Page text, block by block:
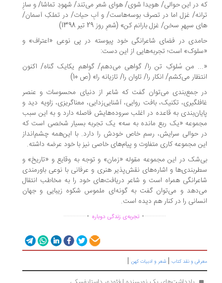
در این حوالی/ هویدا شوی/ هوای شعر می‌تند/ شهودِ تماشا/ و سازِ
غزل اما در تصرف بوسه‌هاست/ و آبِ حیات/ در تملکِ ‌آسمان/
سپهرِ سخن/ غزل بارانم کن» (شعرِ روز 29 تیر 1398)
در فضای شاعرانگی خود پیوسته در پی نوعی «اعتراف» و
است؛ تجربه‌هایی از این دست:
من سُلوکِ تن را/ گواهی می‌دهم/ گواهم یکایک گناه/ اکنون
می‌کشم/ انکار را/ تاوان را/ تازیانه را» (ص 10)
جمع‌بندی می‌توان گفت که شاعر از دنیای محسوسات و عنصر
تکنیک، بافت روایی، آشنایی‌زدایی، معناگریزی، زاویه دید و
به قاعده در اغلب سروده‌هایش فاصله دارد و به این سبب
«یک ربع مانده به سه» یک تجربه بسیار شخصی است که
حوالی سرایش، رسم خاص خودش را دارد. با این‌همه چشم‌انداز
مجموعه کاری متفاوت و پیام‌های خاصی نیز با خود عرضه داشته.
در این مجموعه مقوله «زمان» و توجه به وقایع و «تاریخ» و
و اشاره‌های نقش‌پذیر هنری و عرفانی با نوعی باورمندی
همراه است و شاعر دریافت‌های خود را به مخاطب انتقال
و می‌توان گفت به گونه‌ای ملموس شکوه زیبایی و جهان
را در کنار هم دیده است.
............... .تجربه‌ی زندگی دوباره ...............
و نقد کتاب|شعر و ادبیات کهن|